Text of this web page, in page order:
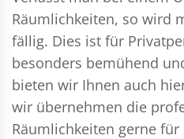
Räumlichkeiten, so wird
fällig. Dies ist für
besonders bemühend
bieten wir Ihnen auch
wir übernehmen die
Räumlichkeiten gerne für